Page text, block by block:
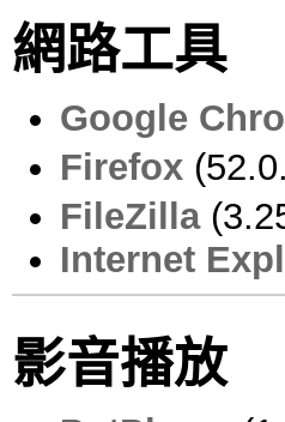
網路工具
Google
Firefox
FileZilla
Internet
影音播放